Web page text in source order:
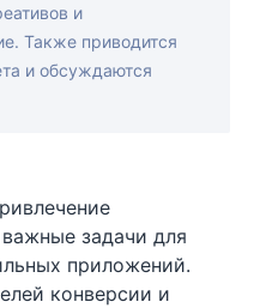
и
Также приводится
и обсуждаются
задачи для
приложений.
конверсии и